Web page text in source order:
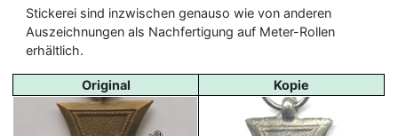
Stickerei sind inzwischen genauso wie von anderen
Auszeichnungen als Nachfertigung auf Meter-Rollen
erhältlich.
Original Kopie